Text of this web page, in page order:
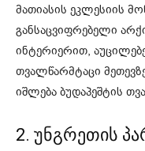
მათიასის ეკლესიის
განსაცვიფრებელი
ინტერიერით,
თვალწარმტაცი
იშლება ბუდაპეშტის
2. უნგრეთის